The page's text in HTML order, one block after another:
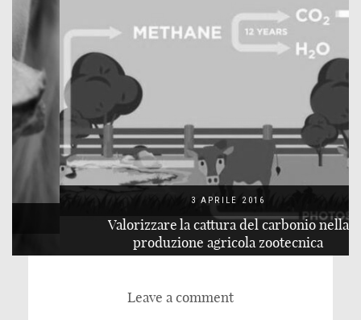
3 APRILE 2016
Valorizzare la cattura del carbonio nella
produzione agricola zootecnica
Leave a comment